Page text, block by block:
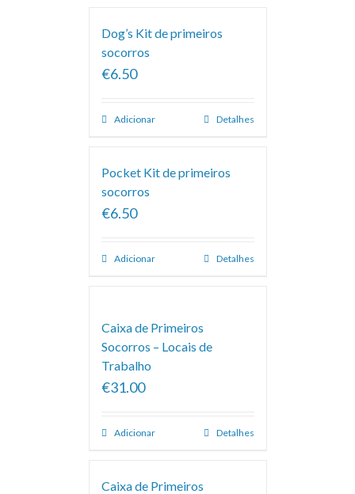
Dog’s Kit de primeiros
socorros
€6.50
Adicionar Detalhes
Pocket Kit de primeiros
socorros
€6.50
Adicionar Detalhes
Caixa de Primeiros
Socorros – Locais de
Trabalho
€31.00
Adicionar Detalhes
Caixa de Primeiros